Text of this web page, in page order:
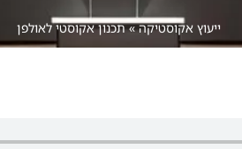
ייעוץ אקוסטיקה»תכנון אקוסטי לאולפן